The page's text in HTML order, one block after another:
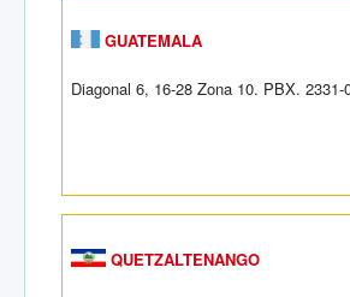
GUATEMALA
Diagonal 6, 16-28 Zona 10. PBX. 2331-
QUETZALTENANGO